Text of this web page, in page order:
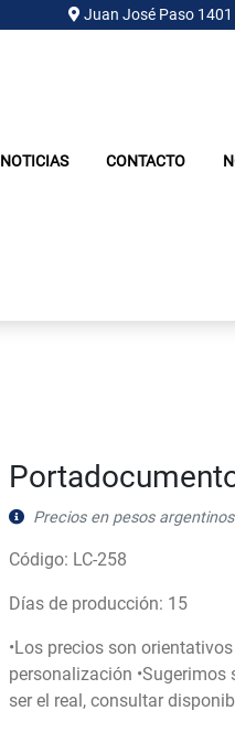
Juan José Paso 1401
NOTICIAS CONTACTO
Precios en pesos
Código: LC-258
Días de producción: 15
•Los precios son
personalización
ser el real, consultar